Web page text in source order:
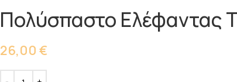
Πολύσπαστο Ελέφαντας
26,00 €